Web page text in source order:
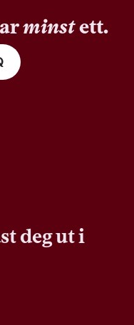
minstett.
deg ut i